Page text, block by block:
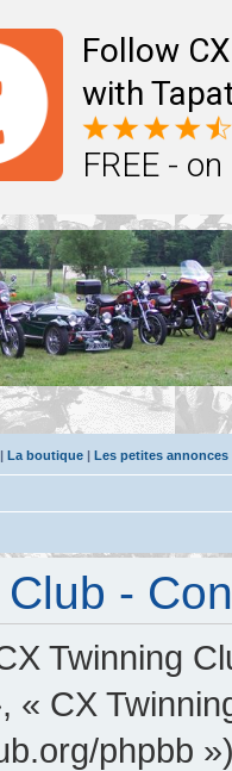
Follow
with
FREE -
| La boutique | Les petites
-
Twinning
« CX
phpbb